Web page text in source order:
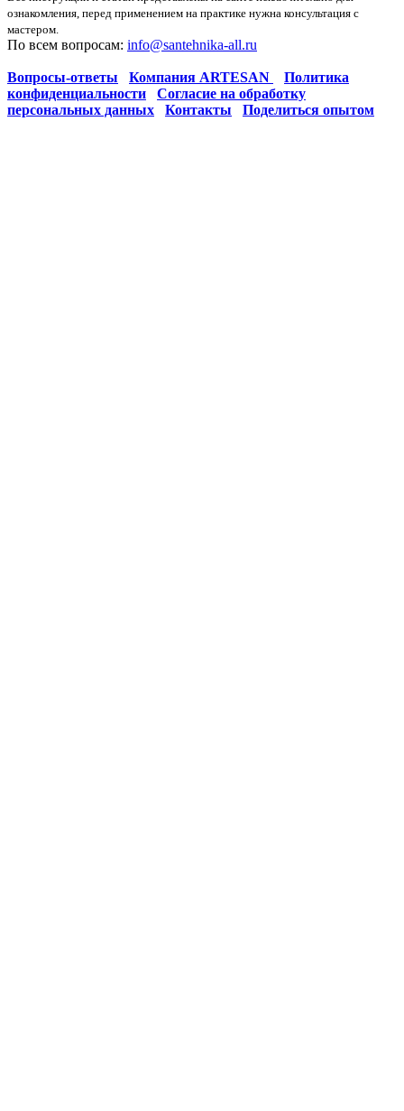
ознакомления, перед применением на практике нужна консультация с
мастером.
По всем вопросам: info@santehnika-all.ru
Вопросы-ответы Компания ARTESAN
Политика
конфиденциальности
Согласие на обработку
персональных данных
Контакты Поделиться опытом